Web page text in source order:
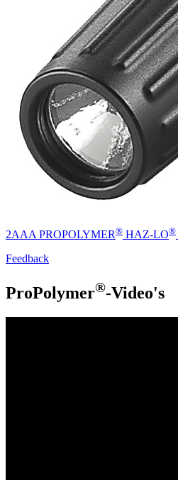
2AAA PROPOLYMER® HAZ-LO®
Feedback
ProPolymer®-Video's